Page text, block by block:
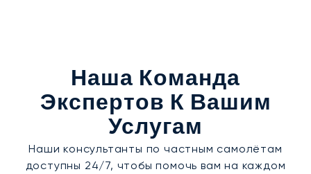
Наша Команда
Экспертов К Вашим
Услугам
Наши консультанты по частным самолётам
доступны 24/7, чтобы помочь вам на каждом